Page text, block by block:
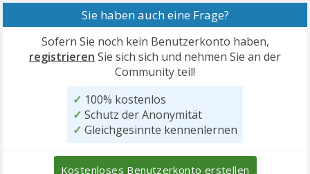
Sie haben auch eine Frage?
Sofern Sie noch kein Benutzerkonto haben,
registrieren Sie sich sich und nehmen Sie an der
Community teil!
✓ 100% kostenlos
✓ Schutz der Anonymität
✓ Gleichgesinnte kennenlernen
Kostenloses Benutzerkonto erstellen